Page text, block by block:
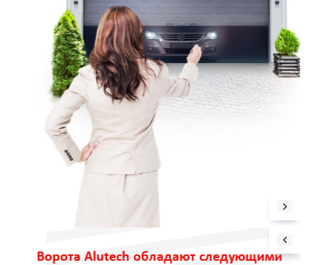
Ворота Alutech обладают следующими